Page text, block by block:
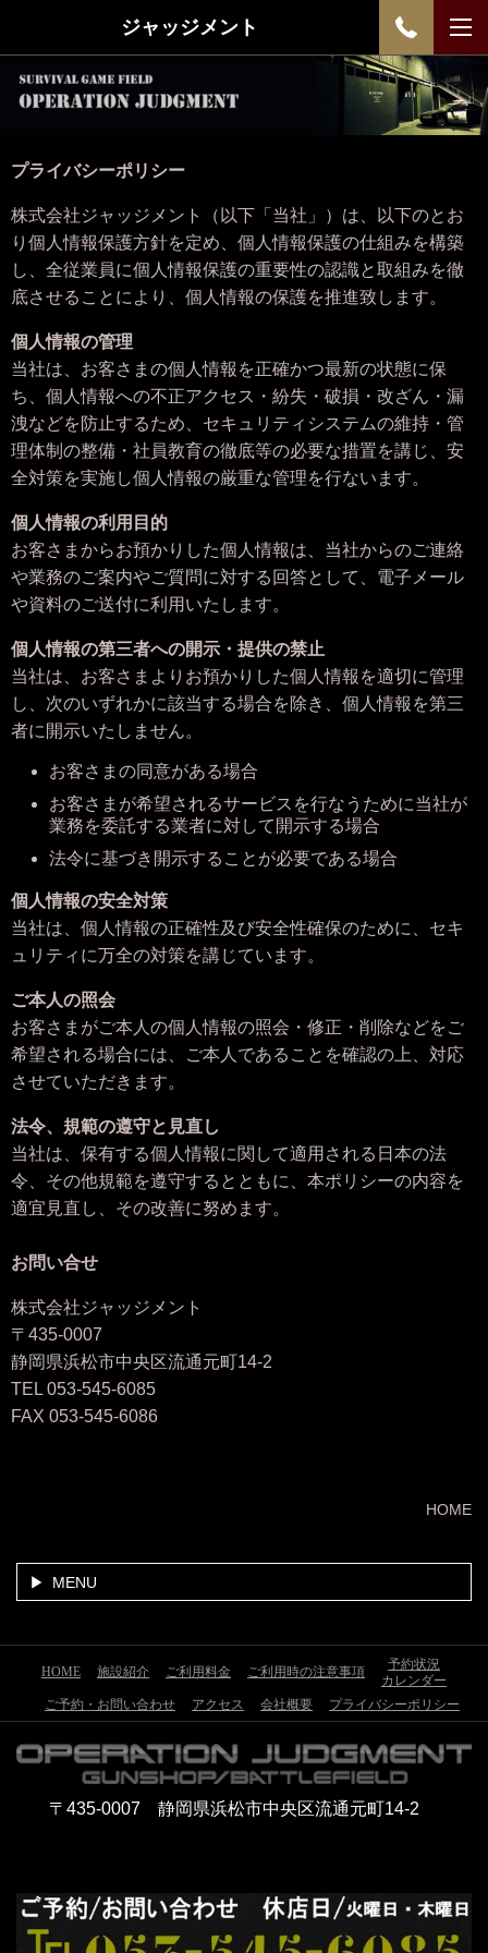
ジャッジメント
プライバシーポリシー
株式会社ジャッジメント
（以下「当社」）は、以下のとお
り個人情報保護方針を定め、個人情報保護の仕組みを構築
し、全従業員に個人情報保護の重要性の認識と取組みを徹
底させることにより、個人情報の保護を推進致します。
個人情報の管理
当社は、お客さまの個人情報を正確かつ最新の状態に保
ち、個人情報への不正アクセス・紛失・破損・改ざん・漏
洩などを防止するため、セキュリティシステムの維持・管
理体制の整備・社員教育の徹底等の必要な措置を講じ、安
全対策を実施し個人情報の厳重な管理を行ないます。
個人情報の利用目的
お客さまからお預かりした個人情報は、当社からのご連絡
や業務のご案内やご質問に対する回答として、電子メール
や資料のご送付に利用いたします。
個人情報の第三者への開示・提供の禁止
当社は、お客さまよりお預かりした個人情報を適切に管理
し、次のいずれかに該当する場合を除き、個人情報を第三
者に開示いたしません。
お客さまの同意がある場合
お客さまが希望されるサービスを行なうために当社が
業務を委託する業者に対して開示する場合
法令に基づき開示することが必要である場合
個人情報の安全対策
当社は、個人情報の正確性及び安全性確保のために、セキ
ュリティに万全の対策を講じています。
ご本人の照会
お客さまがご本人の個人情報の照会・修正・削除などをご
希望される場合には、ご本人であることを確認の上、対応
させていただきます。
法令、規範の遵守と見直し
当社は、保有する個人情報に関して適用される日本の法
令、その他規範を遵守するとともに、本ポリシーの内容を
適宜見直し、その改善に努めます。
お問い合せ
株式会社ジャッジメント
〒435-0007
静岡県浜松市中央区流通元町14-2
TEL 053-545-6085
FAX 053-545-6086
HOME
MENU
HOME 施設紹介 ご利用料金 ご利用時の注意事項
予約状況
カレンダー
ご予約・お問い合わせ
アクセス 会社概要 プライバシーポリシー
〒435-0007 静岡県浜松市中央区流通元町14-2